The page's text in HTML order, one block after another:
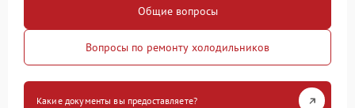
Общие вопросы
Вопросы по ремонту холодильников
Какие документы вы предоставляете?